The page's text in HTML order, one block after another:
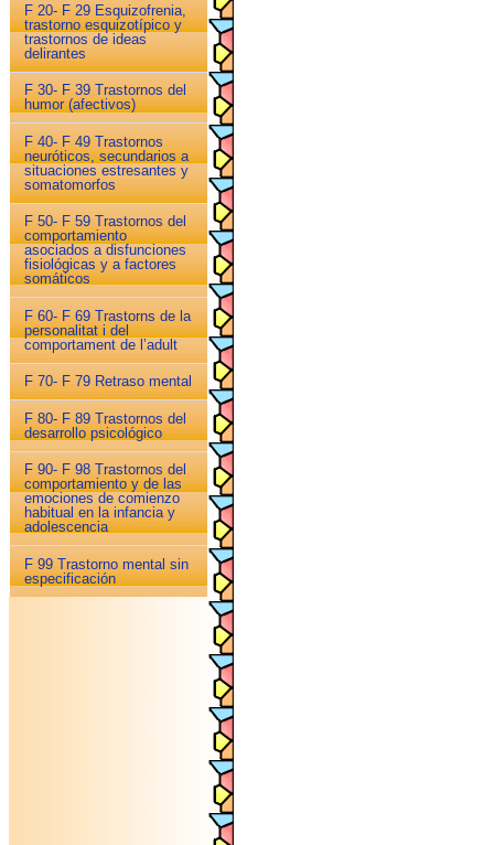
F 20- F 29 Esquizofrenia,
trastorno esquizotípico y
trastornos de ideas
delirantes
F 30- F 39 Trastornos del
humor (afectivos)
F 40- F 49 Trastornos
neuróticos, secundarios a
situaciones estresantes y
somatomorfos
F 50- F 59 Trastornos del
comportamiento
asociados a disfunciones
fisiológicas y a factores
somáticos
F 60- F 69 Trastorns de la
personalitat i del
comportament de l’adult
F 70- F 79 Retraso mental
F 80- F 89 Trastornos del
desarrollo psicológico
F 90- F 98 Trastornos del
comportamiento y de las
emociones de comienzo
habitual en la infancia y
adolescencia
F 99 Trastorno mental sin
especificación